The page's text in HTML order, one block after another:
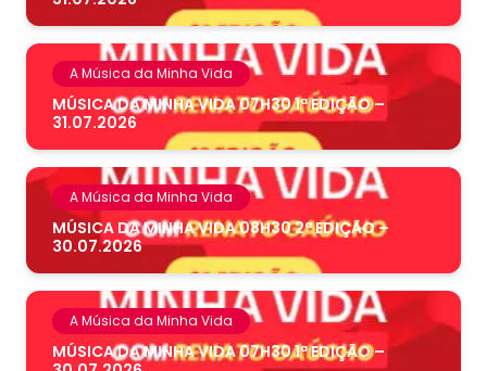
A Música da Minha Vida
MÚSICA DA MINHA VIDA 07H30 1ª EDIÇÃO –
31.07.2026
A Música da Minha Vida
MÚSICA DA MINHA VIDA 08H30 2ª EDIÇÃO –
30.07.2026
A Música da Minha Vida
MÚSICA DA MINHA VIDA 07H30 1ª EDIÇÃO –